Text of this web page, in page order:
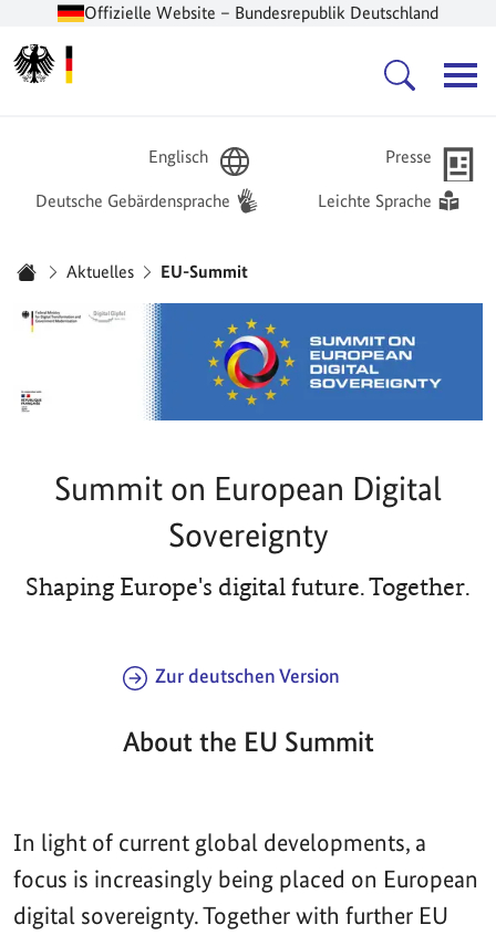
Offizielle Website – Bundesrepublik Deutschland
Englisch Presse
Deutsche Gebärdensprache Leichte Sprache
Aktuelles EU-Summit
Summit on European Digital
Sovereignty
Shaping Europe's digital future. Together.
Zur deutschen Version
About the EU Summit
In light of current global developments, a
focus is increasingly being placed on European
digital sovereignty. Together with further EU